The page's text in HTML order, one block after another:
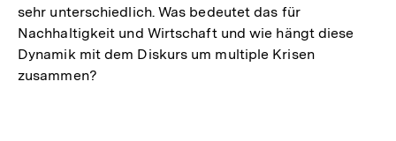
sehr unterschiedlich. Was bedeutet das für
Nachhaltigkeit und Wirtschaft und wie hängt diese
Dynamik mit dem Diskurs um multiple Krisen
zusammen?